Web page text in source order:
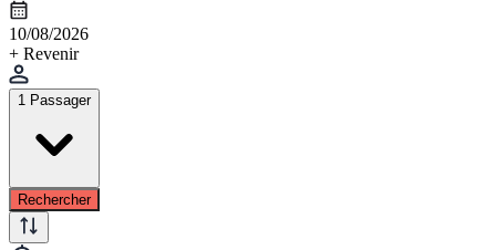
10/08/2026
+ Revenir
1 Passager
Rechercher